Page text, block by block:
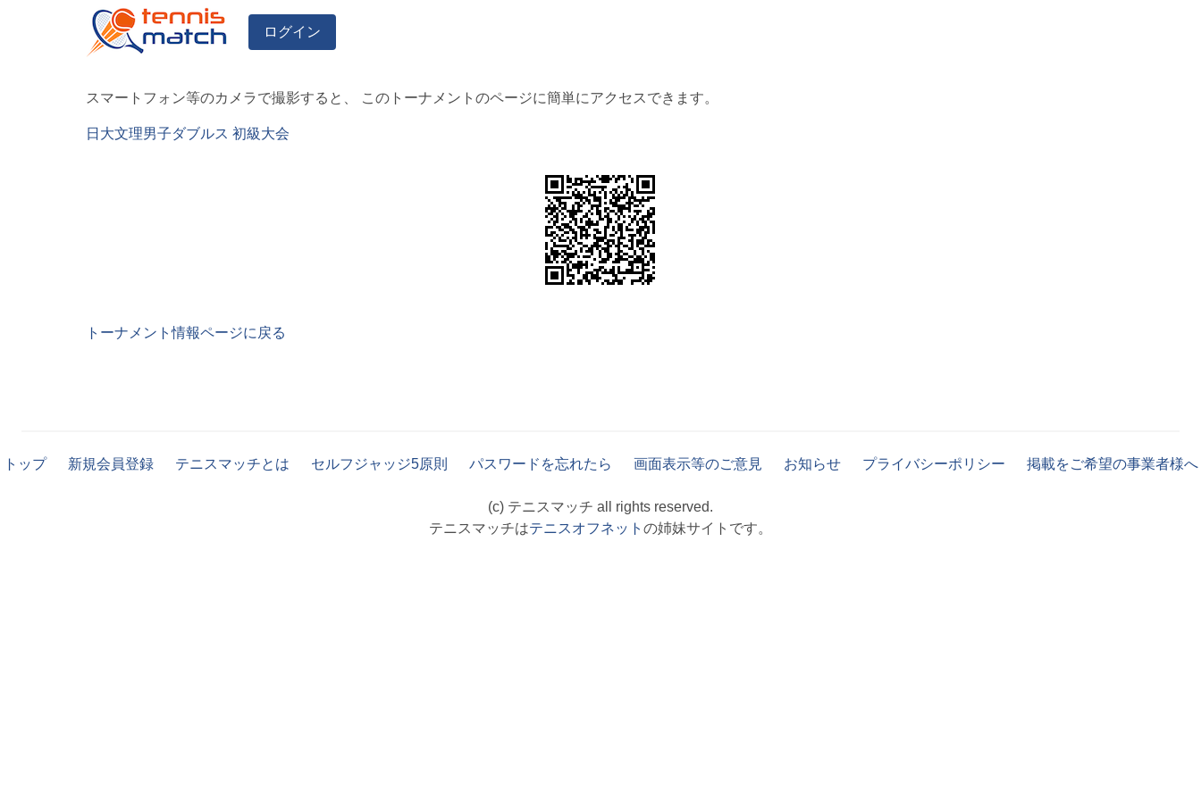
ログイン
スマートフォン等のカメラで撮影すると、 このトーナメントのページに簡単にアクセスできます。
日大文理男子ダブルス 初級大会
トーナメント情報ページに戻る
トップ 新規会員登録 テニスマッチとは セルフジャッジ5原則 パスワードを忘れたら 画面表示等のご意見 お知らせ プライバシーポリシー 掲載をご希望の事業者様へ
(c) テニスマッチ all rights reserved.
テニスマッチはテニスオフネット の姉妹サイトです。